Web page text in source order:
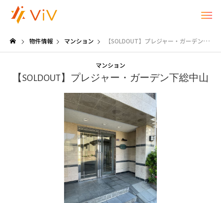
物件情報 マンション 【SOLDOUT】プレジャー・ガーデン下総中山
マンション
【SOLDOUT】プレジャー・ガーデン下総中山